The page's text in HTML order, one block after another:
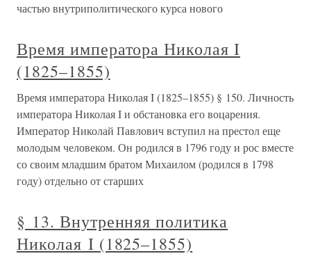
частью внутриполитического курса нового
Время императора Николая I
(1825–1855)
Время императора Николая I (1825–1855) § 150. Личность
императора Николая I и обстановка его воцарения.
Император Николай Павлович вступил на престол еще
молодым человеком. Он родился в 1796 году и рос вместе
со своим младшим братом Михаилом (родился в 1798
году) отдельно от старших
§ 13. Внутренняя политика
Николая I (1825–1855)